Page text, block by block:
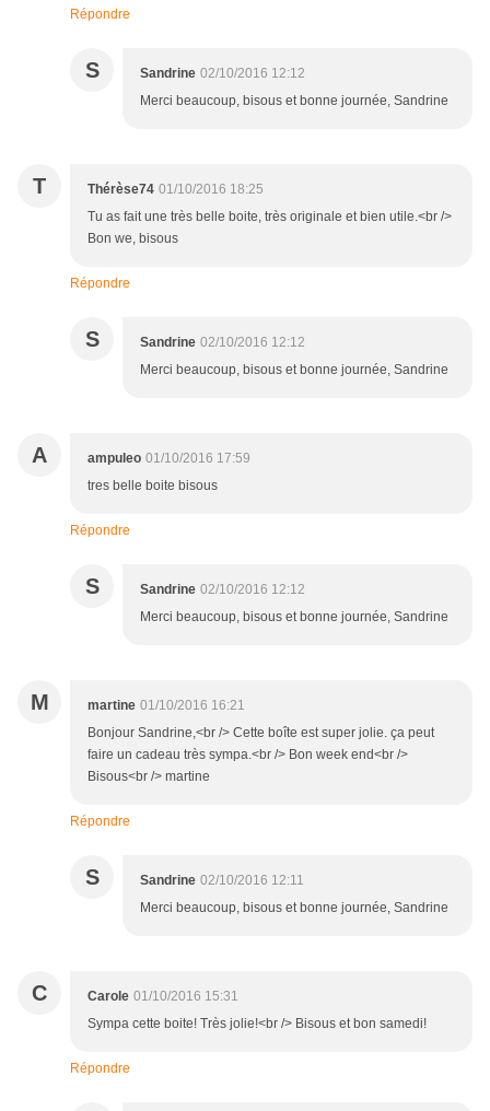
Répondre
S Sandrine 02/10/2016 12:12
Merci beaucoup, bisous et bonne journée, Sandrine
T Thérèse74 01/10/2016 18:25
Tu as fait une très belle boite, très originale et bien utile.<br />
Bon we, bisous
Répondre
S Sandrine 02/10/2016 12:12
Merci beaucoup, bisous et bonne journée, Sandrine
A ampuleo 01/10/2016 17:59
tres belle boite bisous
Répondre
S Sandrine 02/10/2016 12:12
Merci beaucoup, bisous et bonne journée, Sandrine
M martine 01/10/2016 16:21
Bonjour Sandrine,<br /> Cette boîte est super jolie. ça peut
faire un cadeau très sympa.<br /> Bon week end<br />
Bisous<br /> martine
Répondre
S Sandrine 02/10/2016 12:11
Merci beaucoup, bisous et bonne journée, Sandrine
C Carole 01/10/2016 15:31
Sympa cette boite! Très jolie!<br /> Bisous et bon samedi!
Répondre